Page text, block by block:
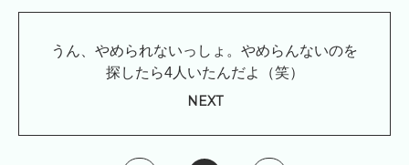
うん、やめられないっしょ。やめらんないのを
探したら4人いたんだよ（笑）
NEXT